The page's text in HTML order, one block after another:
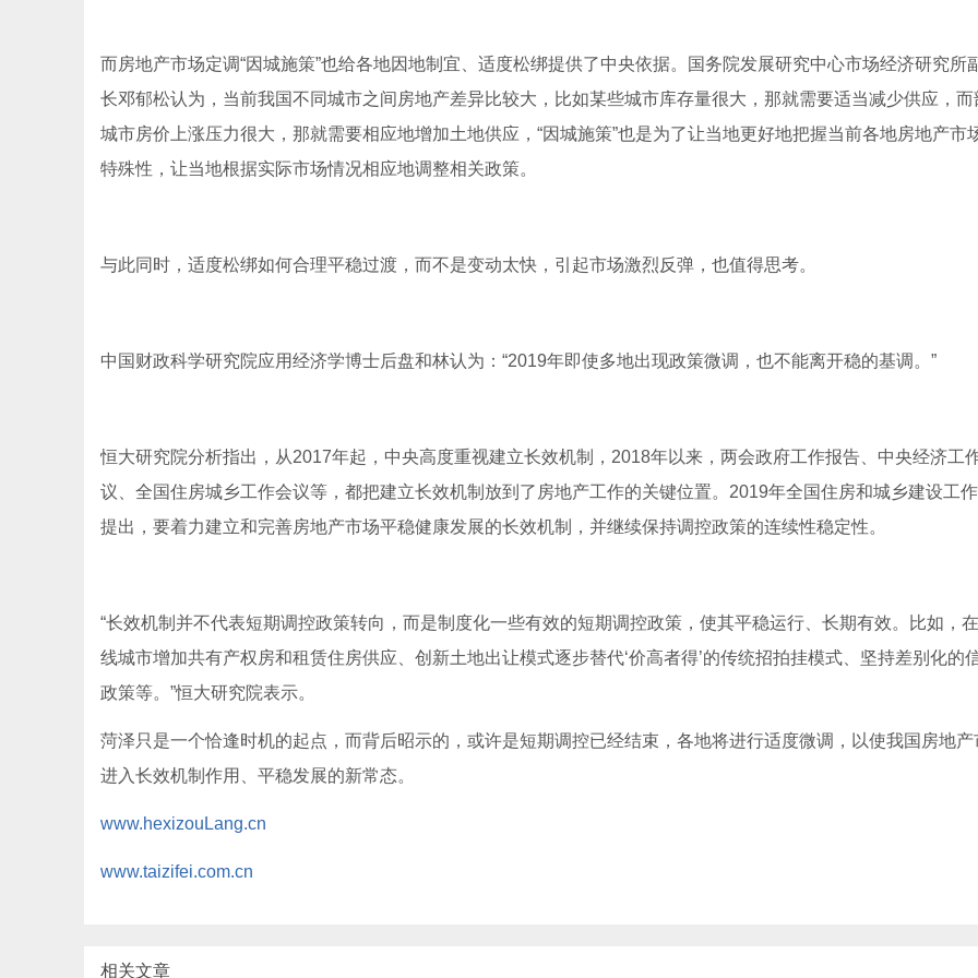
而房地产市场定调“因城施策”也给各地因地制宜、适度松绑提供了中央依据。国务院发展研究中心市场经济研究所
长邓郁松认为，当前我国不同城市之间房地产差异比较大，比如某些城市库存量很大，那就需要适当减少供应，而
城市房价上涨压力很大，那就需要相应地增加土地供应，“因城施策”也是为了让当地更好地把握当前各地房地产市
特殊性，让当地根据实际市场情况相应地调整相关政策。
与此同时，适度松绑如何合理平稳过渡，而不是变动太快，引起市场激烈反弹，也值得思考。
中国财政科学研究院应用经济学博士后盘和林认为：“2019年即使多地出现政策微调，也不能离开稳的基调。”
恒大研究院分析指出，从2017年起，中央高度重视建立长效机制，2018年以来，两会政府工作报告、中央经济工
议、全国住房城乡工作会议等，都把建立长效机制放到了房地产工作的关键位置。2019年全国住房和城乡建设工
提出，要着力建立和完善房地产市场平稳健康发展的长效机制，并继续保持调控政策的连续性稳定性。
“长效机制并不代表短期调控政策转向，而是制度化一些有效的短期调控政策，使其平稳运行、长期有效。比如，
线城市增加共有产权房和租赁住房供应、创新土地出让模式逐步替代‘价高者得’的传统招拍挂模式、坚持差别化的
政策等。”恒大研究院表示。
菏泽只是一个恰逢时机的起点，而背后昭示的，或许是短期调控已经结束，各地将进行适度微调，以使我国房地产
进入长效机制作用、平稳发展的新常态。
www.hexizouLang.cn
www.taizifei.com.cn
相关文章